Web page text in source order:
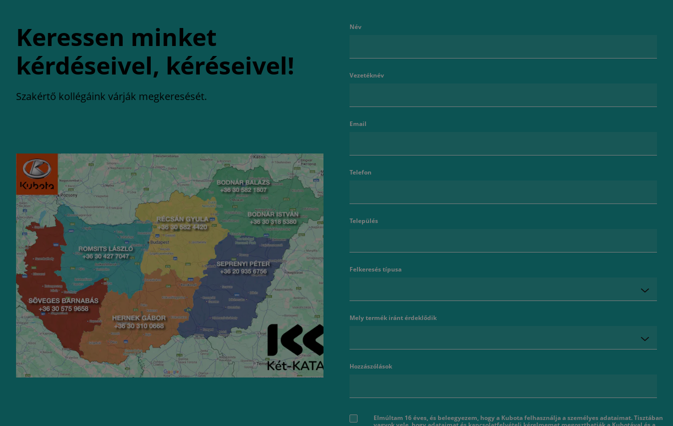
Keressen minket
kérdéseivel, kéréseivel!
Szakértő kollégáink várják megkeresését.
Név
Vezetéknév
Email
Telefon
Település
Felkeresés típusa
Mely termék iránt érdeklődik
Hozzászólások
Elmúltam 16 éves, és beleegyezem, hogy a Kubota felhasználja a személyes adataimat. Tisztában